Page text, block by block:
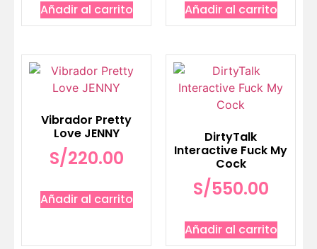
Añadir al carrito Añadir al carrito
Vibrador Pretty
Love JENNY
S/220.00
Añadir al carrito
DirtyTalk
Interactive Fuck My
Cock
S/550.00
Añadir al carrito